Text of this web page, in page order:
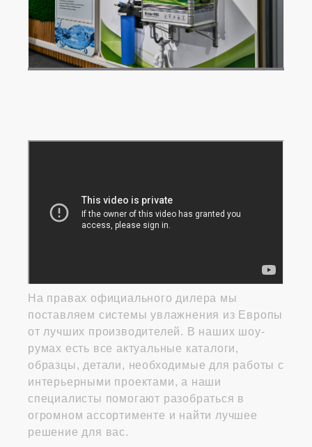
На правах официального дилера мы
поставляем системы увлажнения из Европы
от лучших производителей. В наших шоу-
румах есть все актуальные каталоги,
образцы, детали, необходимые для работы с
интерьерными проектами, а наши
специалисты помогают разобраться в
огромном ассортименте и найти лучшее
решение для вас.